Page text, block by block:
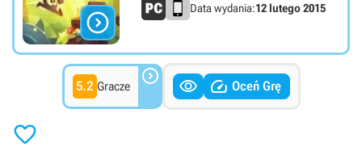
 Data wydania:12 lutego 2015
5.2 Gracze    Oceń Grę
